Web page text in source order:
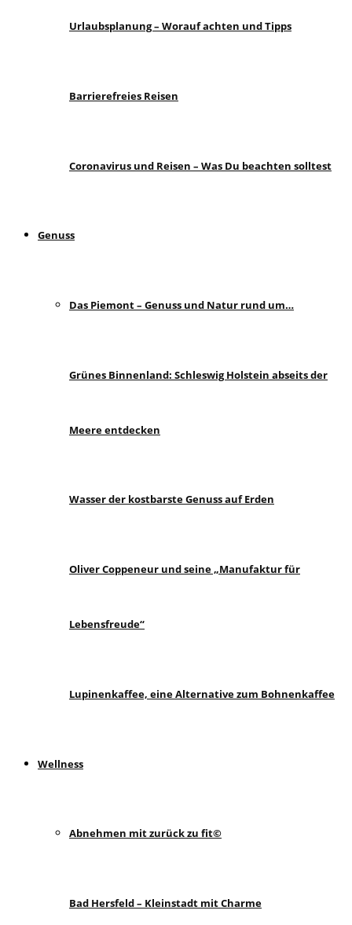
Urlaubsplanung – Worauf achten und Tipps
Barrierefreies Reisen
Coronavirus und Reisen – Was Du beachten solltest
Genuss
Das Piemont – Genuss und Natur rund um…
Grünes Binnenland: Schleswig Holstein abseits der
Meere entdecken
Wasser der kostbarste Genuss auf Erden
Oliver Coppeneur und seine „Manufaktur für
Lebensfreude“
Lupinenkaffee, eine Alternative zum Bohnenkaffee
Wellness
Abnehmen mit zurück zu fit©
Bad Hersfeld – Kleinstadt mit Charme